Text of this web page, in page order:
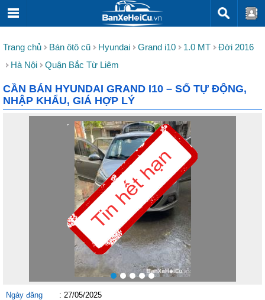
Trang chủ Bán ôtô cũ Hyundai Grand i10 1.0 MT
Đời 2016
Hà Nội
Quận Bắc Từ Liêm
CẦN BÁN HYUNDAI GRAND I10 – SỐ TỰ ĐỘNG,
NHẬP KHẨU, GIÁ HỢP LÝ
Ngày đăng : 27/05/2025